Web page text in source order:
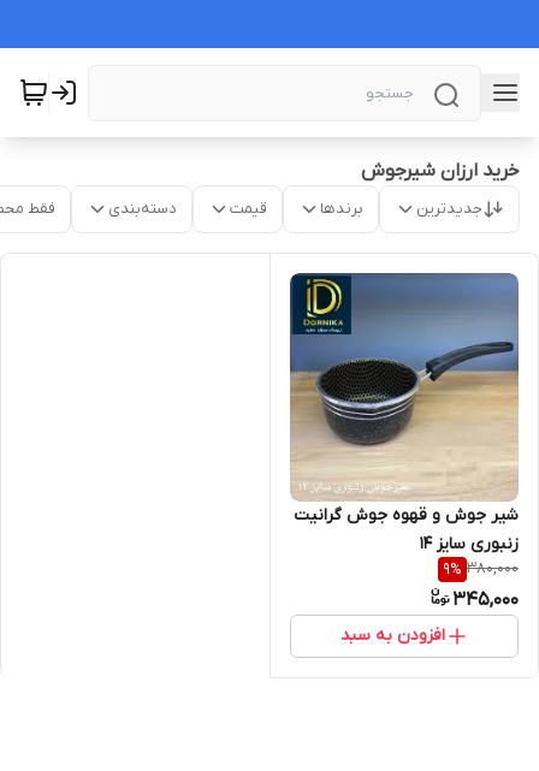
خرید ارزان شیرجوش
جدیدترین برندها قیمت دسته‌بندی فقط
شیر جوش و قهوه جوش گرانیت
زنبوری سایز 14
380,000
9%
345,000
افزودن به سبد